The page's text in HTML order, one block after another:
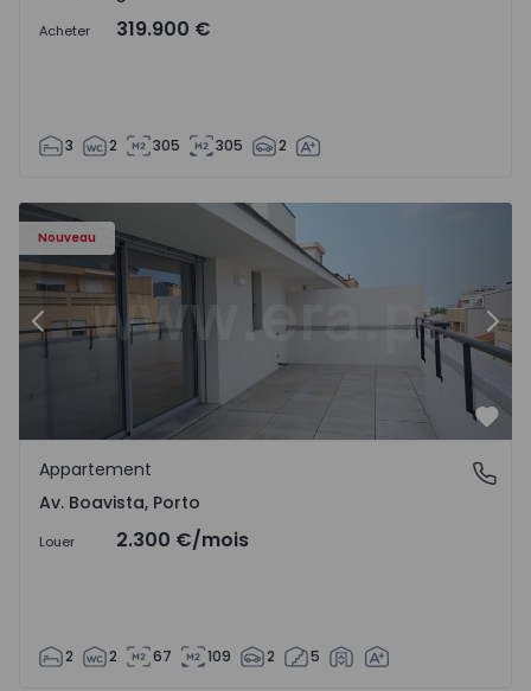
Acheter 319.900 €
3 2 305 305 2
Nouveau
Appartement T2 Porto, Av. Boavista - 1574734 - 7
Précédent
Av. Boavista, Porto
Appartement
Av. Boavista, Porto
Louer 2.300 €/mois
2 2 67 109 2 5